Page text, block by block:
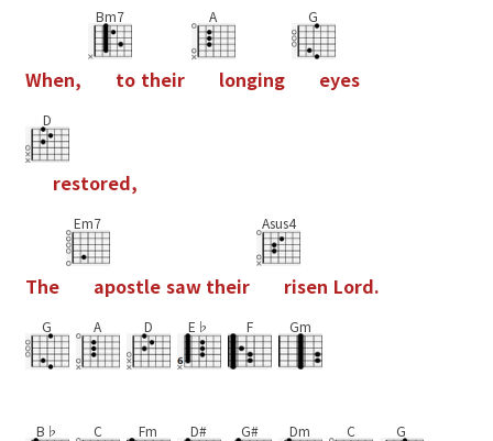
When,
Bm7
to their
A
longing
G
eyes
D
restored,
The
Em7
apostle saw their
Asus4
risen Lord.
G A D E♭ F Gm
B♭ C Fm D# G# Dm C G